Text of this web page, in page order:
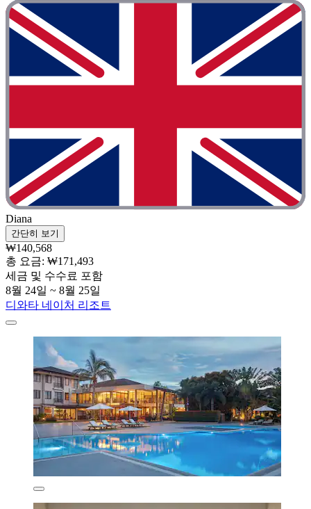
Diana
간단히 보기
₩140,568
총 요금: ₩171,493
세금 및 수수료 포함
8월 24일 ~ 8월 25일
디와타 네이처 리조트